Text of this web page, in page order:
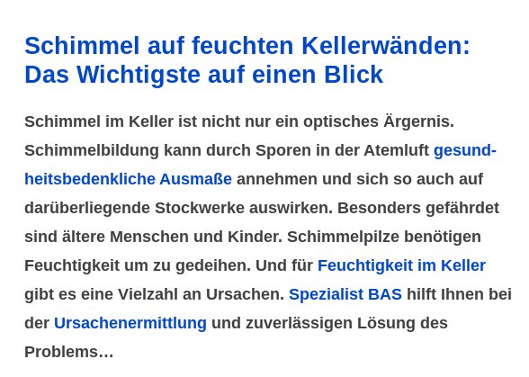
Schimmel auf feuchten Keller­wänden:
Das Wichtigste auf einen Blick
Schimmel im Keller ist nicht nur ein optisches Ärgernis.
Schimmel­bildung kann durch Sporen in der Atem­luft gesund­
heits­bedenk­liche Aus­maßeannehmen und sich so auch auf
darüber­liegende Stock­werke auswirken. Besonders gefährdet
sind ältere Menschen und Kinder. Schimmel­pilze benötigen
Feuchtig­keit um zu gedeihen. Und für Feuchtig­keit im Keller
gibt es eine Viel­zahl an Ursachen. Spezia­list BAShilft Ihnen bei
der Ursachen­ermitt­lung und zuver­lässigen Lösung des
Problems…